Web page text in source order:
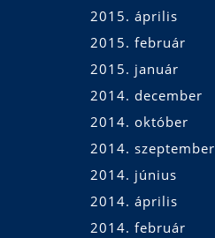
2015. április
2015. február
2015. január
2014. december
2014. október
2014. szeptember
2014. június
2014. április
2014. február